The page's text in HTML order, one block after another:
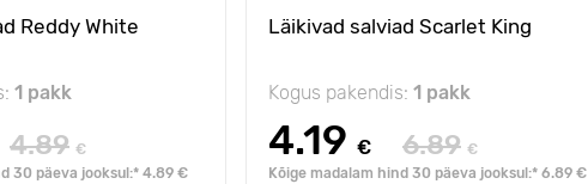
Reddy White
1 pakk
4.89 €
30 päeva jooksul:* 4.89 €
Läikivad salviad Scarlet King
Kogus pakendis: 1 pakk
4.19 € 6.89 €
Kõige madalam hind 30 päeva jooksul:* 6.89 €